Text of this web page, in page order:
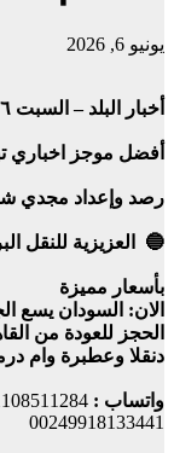
يونيو 6, 2026
أخبار البلد – السبت ٦ يونيو ٢٠٢٦م
أفضل موجز اخباري
رصد وإعداد مجدي
🔵 العزيزية للنقل
بأسعار مميزة
الان: السودان يسع
الحجز للعودة من
دنقلا وعطبرة وام
واتساب :
00249918133441